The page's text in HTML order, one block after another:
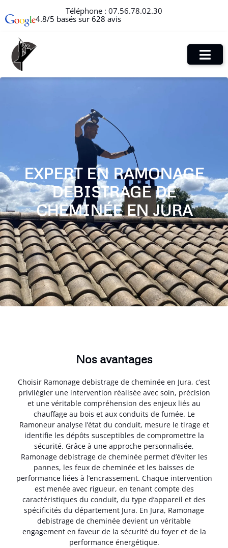
Téléphone : 07.56.78.02.30
4.8/5 basés sur 628 avis
EXPERT EN RAMONAGE
DEBISTRAGE DE
CHEMINÉE EN JURA
Nos avantages
Choisir Ramonage debistrage de cheminée en Jura, c’est
privilégier une intervention réalisée avec soin, précision
et une véritable compréhension des enjeux liés au
chauffage au bois et aux conduits de fumée. Le
Ramoneur analyse l’état du conduit, mesure le tirage et
identifie les dépôts susceptibles de compromettre la
sécurité. Grâce à une approche personnalisée,
Ramonage debistrage de cheminée permet d’éviter les
pannes, les feux de cheminée et les baisses de
performance liées à l’encrassement. Chaque intervention
est menée avec rigueur, en tenant compte des
caractéristiques du conduit, du type d’appareil et des
spécificités du département Jura. En Jura, Ramonage
debistrage de cheminée devient un véritable
engagement en faveur de la sécurité du foyer et de la
performance énergétique.